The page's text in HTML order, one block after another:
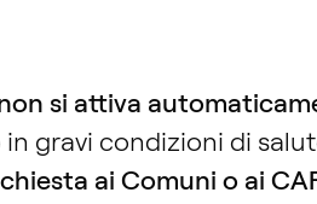
si attiva
gravi condizioni di
ai Comuni o ai